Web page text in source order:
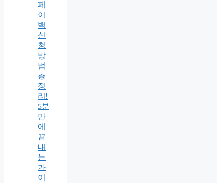
페
이
백
신
청
방
법
총
정
리!
5분
만
에
끝
내
는
가
이